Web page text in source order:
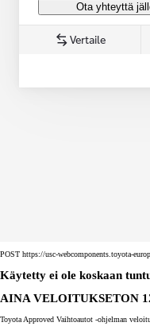
Ota yhteyttä
Vertaile
POST https://usc-webcomponents.toyota-
Käytetty ei ole koskaan
AINA VELOITUKSETON
Toyota Approved Vaihtoautot -ohjelman